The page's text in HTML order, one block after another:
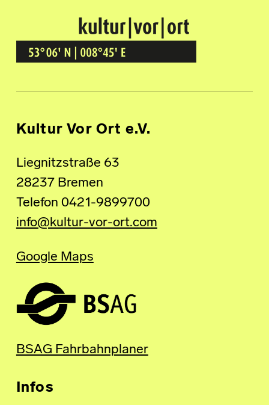
Kultur Vor Ort
BREMEN GRÖPELINGEN
Kultur Vor Ort e.V.
Liegnitzstraße 63
28237 Bremen
Telefon 0421-9899700
info@kultur-vor-ort.com
Google Maps
BSAG Fahrbahnplaner
Infos